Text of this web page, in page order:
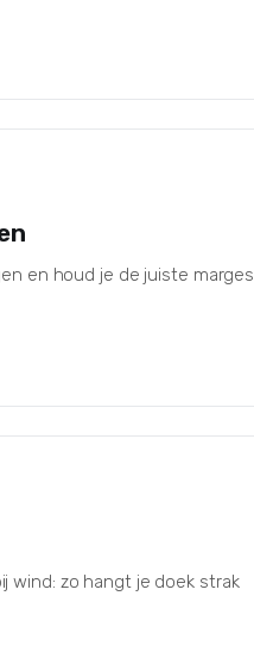
en houd je de juiste marges
wind: zo hangt je doek strak